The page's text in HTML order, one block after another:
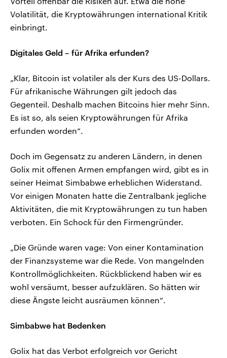
Volatilität, die Kryptowährungen international Kritik
einbringt.
Digitales Geld – für Afrika erfunden?
„Klar, Bitcoin ist volatiler als der Kurs des US-Dollars.
Für afrikanische Währungen gilt jedoch das
Gegenteil. Deshalb machen Bitcoins hier mehr Sinn.
Es ist so, als seien Kryptowährungen für Afrika
erfunden worden“.
Doch im Gegensatz zu anderen Ländern, in denen
Golix mit offenen Armen empfangen wird, gibt es in
seiner Heimat Simbabwe erheblichen Widerstand.
Vor einigen Monaten hatte die Zentralbank jegliche
Aktivitäten, die mit Kryptowährungen zu tun haben
verboten. Ein Schock für den Firmengründer.
„Die Gründe waren vage: Von einer Kontamination
der Finanzsysteme war die Rede. Von mangelnden
Kontrollmöglichkeiten. Rückblickend haben wir es
wohl versäumt, besser aufzuklären. So hätten wir
diese Ängste leicht ausräumen können“.
Simbabwe hat Bedenken
Golix hat das Verbot erfolgreich vor Gericht